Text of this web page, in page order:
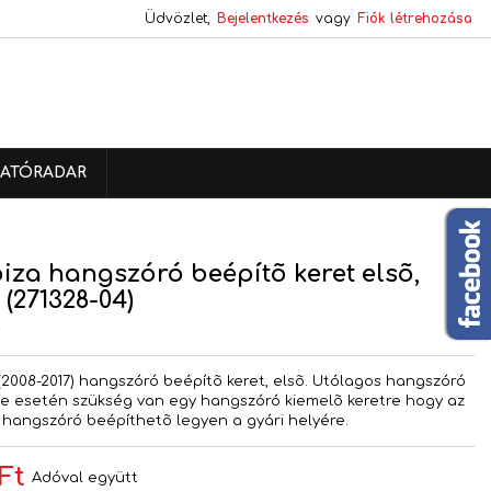
Üdvözlet, Bejelentkezés vagy Fiók létrehozása
hangszóró beépítõ keret elsõ,
04)
2017) hangszóró beépítõ keret, elsõ. Utólagos hangszóró
esetén szükség van egy hangszóró kiemelõ keretre hogy az
hangszóró beépíthetõ legyen a gyári helyére.
Adóval együtt